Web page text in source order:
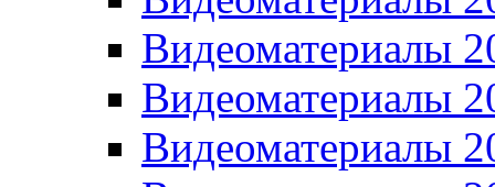
Видеоматериалы
Видеоматериалы
Видеоматериалы